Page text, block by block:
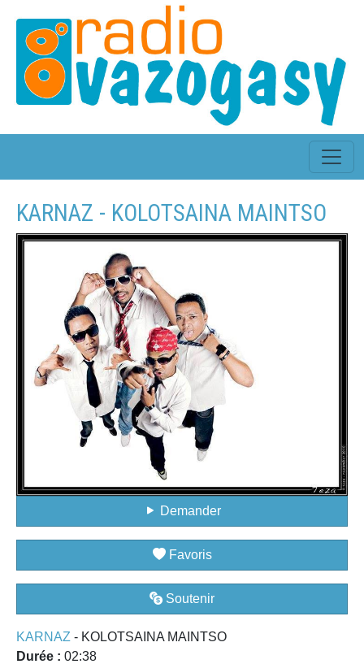
KARNAZ - KOLOTSAINA MAINTSO
Demander
Favoris
Soutenir
KARNAZ - KOLOTSAINA MAINTSO
Durée : 02:38